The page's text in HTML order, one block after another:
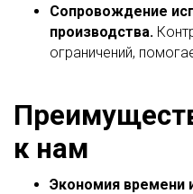
Сопровождение
производства.
ограничений,
к нам
Экономия времени